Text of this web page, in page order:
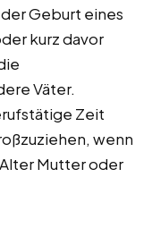
Geburt eines
kurz davor
Väter.
Zeit
wenn
Mutter oder